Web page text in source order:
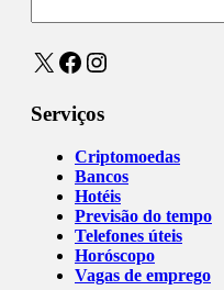
X Facebook
Instagram
Serviços
Criptomoedas
Bancos
Hotéis
Previsão do tempo
Telefones úteis
Horóscopo
Vagas de emprego